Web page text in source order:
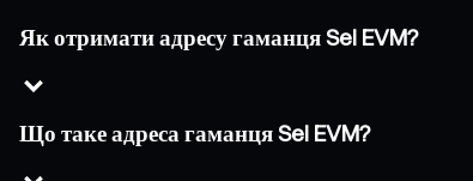
Як отримати адресу гаманця Sei EVM?
Що таке адреса гаманця Sei EVM?